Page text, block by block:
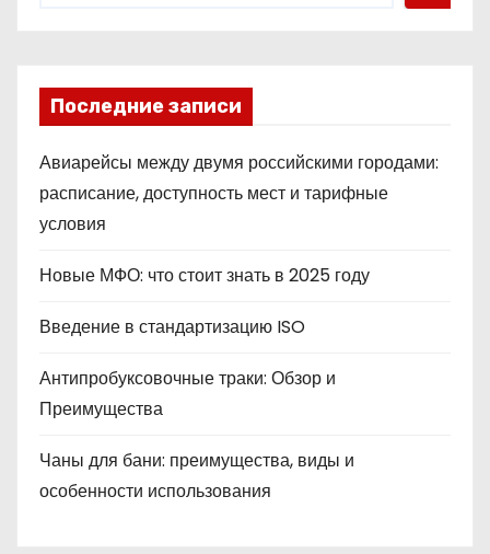
Последние записи
Авиарейсы между двумя российскими городами:
расписание, доступность мест и тарифные
условия
Новые МФО: что стоит знать в 2025 году
Введение в стандартизацию ISO
Антипробуксовочные траки: Обзор и
Преимущества
Чаны для бани: преимущества, виды и
особенности использования